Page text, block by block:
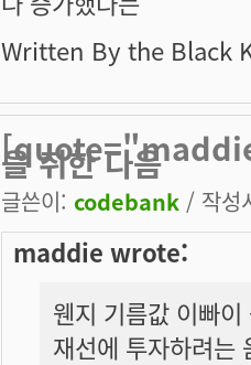
Written By the Black
을 취한 다음
글쓴이: codebank / 작성
maddie wrote:
웬지 기름값 이빠
재선에 투자하려는